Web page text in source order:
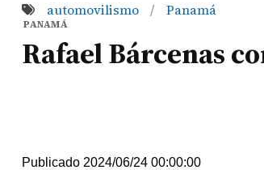
automovilismo / Panamá
PANAMÁ
Rafael Bárcenas
Publicado 2024/06/24 00:00:00